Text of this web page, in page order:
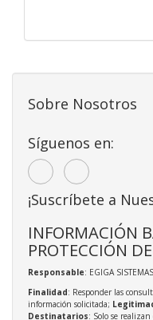
Sobre Nosotros
Síguenos en:
¡Suscríbete a
INFORMACIÓN
PROTECCIÓN
Responsable: EGIGA
Finalidad: Responder las
información solicitada;
Destinatarios: Solo se